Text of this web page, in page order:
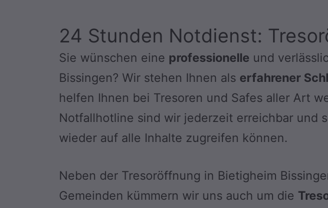
24 Stunden Notdienst:
Sie wünschen eine professionelle und
Bissingen? Wir stehen Ihnen als erfahrener
helfen Ihnen bei Tresoren und Safes aller Art
Notfallhotline sind wir jederzeit erreichbar und
wieder auf alle Inhalte zugreifen können.
Neben der Tresoröffnung in Bietigheim
Gemeinden kümmern wir uns auch um die